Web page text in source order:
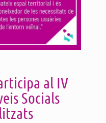
al IV
Socials